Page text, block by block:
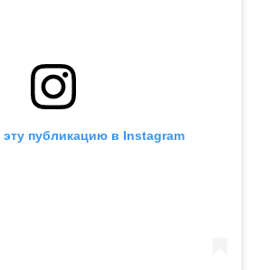
публикацию в Instagram